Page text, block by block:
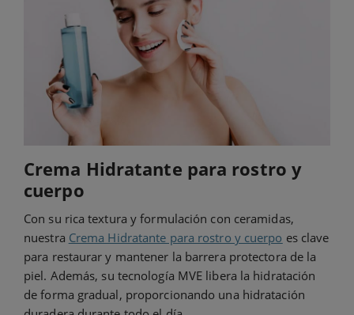
Crema Hidratante para rostro y
cuerpo
Con su rica textura y formulación con ceramidas,
nuestra Crema Hidratante para rostro y cuerpo es clave
para restaurar y mantener la barrera protectora de la
piel. Además, su tecnología MVE libera la hidratación
de forma gradual, proporcionando una hidratación